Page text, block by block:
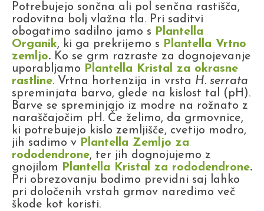
Potrebujejo sončna ali pol senčna rastišča,
rodovitna bolj vlažna tla. Pri saditvi
obogatimo sadilno jamo s Plantella
Organik, ki ga prekrijemo s Plantella Vrtno
zemljo. Ko se grm razraste za dognojevanje
uporabljamo Plantella Kristal za okrasne
rastline. Vrtna hortenzija in vrsta H. serrata
spreminjata barvo, glede na kislost tal (pH).
Barve se spreminjajo iz modre na rožnato z
naraščajočim pH. Če želimo, da grmovnice,
ki potrebujejo kislo zemljišče, cvetijo modro,
jih sadimo v Plantella Zemljo za
rododendrone, ter jih dognojujemo z
gnojilom Plantella Kristal za rododendrone.
Pri obrezovanju bodimo previdni saj lahko
pri določenih vrstah grmov naredimo več
škode kot koristi.